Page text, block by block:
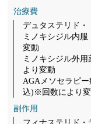
治療費
デュタステリド・
ミノキシジル内
変動
ミノキシジル外
より変動
AGAメソセラピー
込)※回数により
副作用